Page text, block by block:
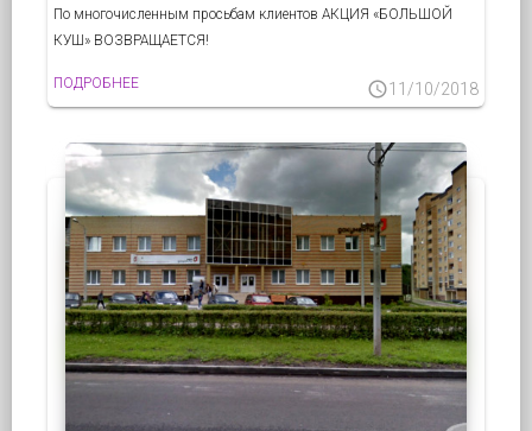
По многочисленным просьбам клиентов АКЦИЯ «БОЛЬШОЙ
КУШ» ВОЗВРАЩАЕТСЯ!
ПОДРОБНЕЕ schedule11/10/2018